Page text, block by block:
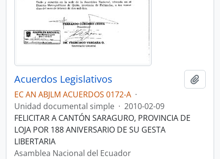
Acuerdos Legislativos
EC AN ABJLM ACUERDOS 0172-A ·
Unidad documental simple · 2010-02-09
FELICITAR A CANTÓN SARAGURO, PROVINCIA DE
LOJA POR 188 ANIVERSARIO DE SU GESTA
LIBERTARIA
Asamblea Nacional del Ecuador